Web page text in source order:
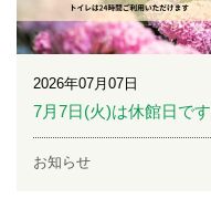
2026年07月07日
7月7日(火)は休館日です
お知らせ